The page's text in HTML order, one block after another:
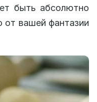
быть абсолютно
от вашей фантазии